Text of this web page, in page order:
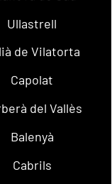
Ullastrell
de Vilatorta
Capolat
del Vallès
Balenyà
Cabrils